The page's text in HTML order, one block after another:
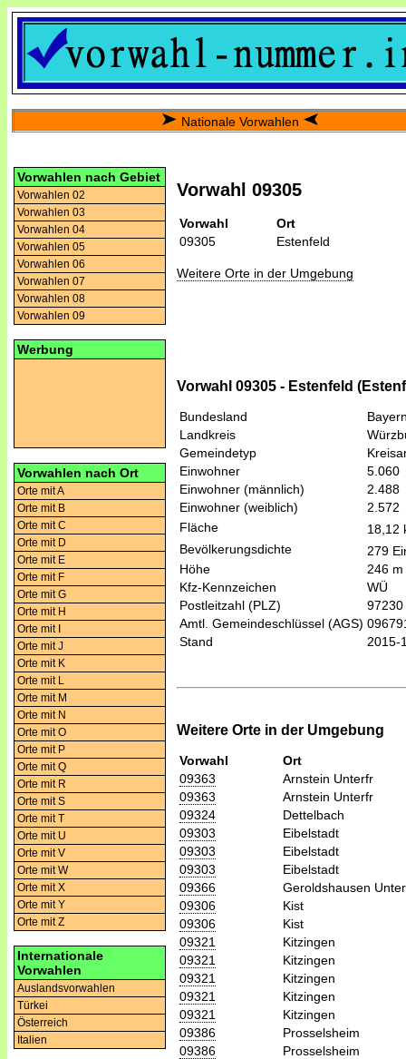
Nationale Vorwahlen
Vorwahlen nach Gebiet
Vorwahlen 02
Vorwahlen 03
Vorwahlen 04
Vorwahlen 05
Vorwahlen 06
Vorwahlen 07
Vorwahlen 08
Vorwahlen 09
Werbung
Vorwahlen nach Ort
Orte mit A
Orte mit B
Orte mit C
Orte mit D
Orte mit E
Orte mit F
Orte mit G
Orte mit H
Orte mit I
Orte mit J
Orte mit K
Orte mit L
Orte mit M
Orte mit N
Orte mit O
Orte mit P
Orte mit Q
Orte mit R
Orte mit S
Orte mit T
Orte mit U
Orte mit V
Orte mit W
Orte mit X
Orte mit Y
Orte mit Z
Internationale
Vorwahlen
Auslandsvorwahlen
Türkei
Österreich
Italien
Vorwahl 09305
Vorwahl
Ort
09305
Estenfeld
Weitere Orte in der Umgebung
Vorwahl 09305 - Estenfeld
Bundesland
Landkreis
Gemeindetyp
Einwohner
5.060
Einwohner (männlich)
2.488
Einwohner (weiblich)
2.572
Fläche
18,12
Bevölkerungsdichte
279
Höhe
246 m
Kfz-Kennzeichen
WÜ
Postleitzahl (PLZ)
97230
Amtl. Gemeindeschlüssel (AGS)
Stand
2015-
Weitere Orte in der Umgebung
Vorwahl
Ort
09363
Arnstein Unterfr
09363
Arnstein Unterfr
09324
Dettelbach
09303
Eibelstadt
09303
Eibelstadt
09303
Eibelstadt
09366
Geroldshausen
09306
Kist
09306
Kist
09321
Kitzingen
09321
Kitzingen
09321
Kitzingen
09321
Kitzingen
09321
Kitzingen
09386
Prosselsheim
09386
Prosselsheim